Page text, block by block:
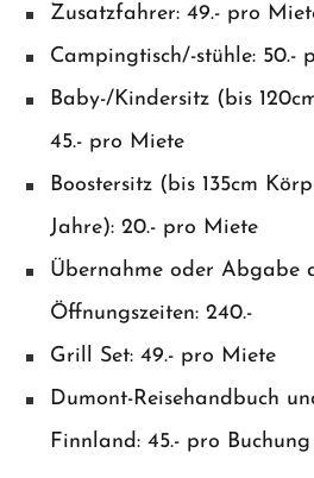
Zusatzfahrer: 49.- pro
Campingtisch/-stühle: 50.-
Baby-/Kindersitz (bis
45.- pro Miete
Boostersitz (bis 135cm
Jahre): 20.- pro Miete
Übernahme oder Abgabe
Öffnungszeiten: 240.-
Grill Set: 49.- pro Miete
Dumont-Reisehandbuch
Finnland: 45.- pro Buchung